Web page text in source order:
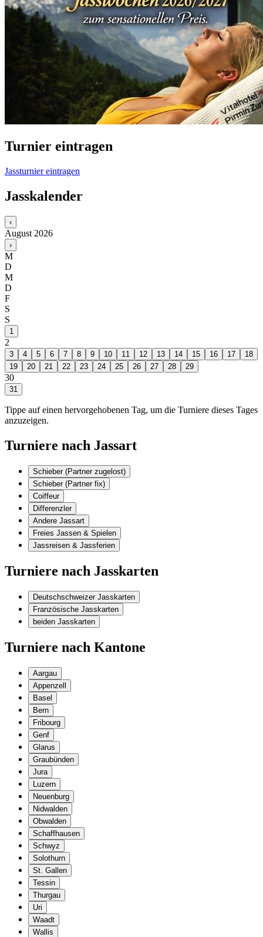
Turnier eintragen
Jassturnier eintragen
Jasskalender
‹
August 2026
›
M
D
M
D
F
S
S
1
2
3 4 5 6 7 8 9 10 11 12 13 14 15 16 17
18
19
20 21 22 23 24 25 26 27 28 29
30
31
Tippe auf einen hervorgehobenen Tag, um die Turniere dieses Tages
anzuzeigen.
Turniere nach Jassart
Schieber (Partner zugelost)
Schieber (Partner fix)
Coiffeur
Differenzler
Andere Jassart
Freies Jassen & Spielen
Jassreisen & Jassferien
Turniere nach Jasskarten
Deutschschweizer Jasskarten
Französische Jasskarten
beiden Jasskarten
Turniere nach Kantone
Aargau
Appenzell
Basel
Bern
Fribourg
Genf
Glarus
Graubünden
Jura
Luzern
Neuenburg
Nidwalden
Obwalden
Schaffhausen
Schwyz
Solothurn
St. Gallen
Tessin
Thurgau
Uri
Waadt
Wallis